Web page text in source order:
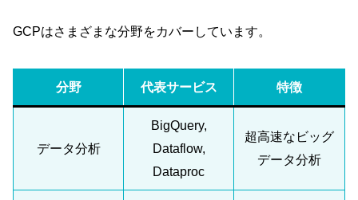
GCPはさまざまな分野をカバーしています。
分野 代表サービス 特徴
データ分析
BigQuery,
Dataflow,
Dataproc
超高速なビッグ
データ分析